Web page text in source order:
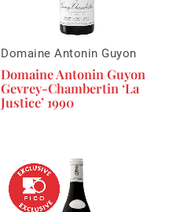
Domaine Antonin Guyon
Domaine Antonin Guyon
Gevrey-Chambertin ‘La
Justice’ 1990